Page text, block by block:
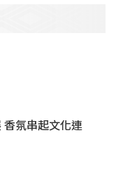
氛串起文化連